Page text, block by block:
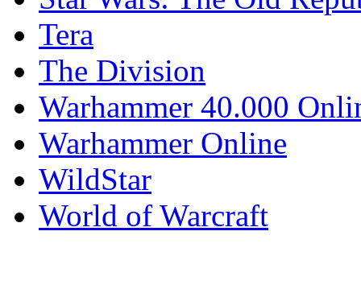
Tera
The Division
Warhammer 40.000
Warhammer Online
WildStar
World of Warcraft